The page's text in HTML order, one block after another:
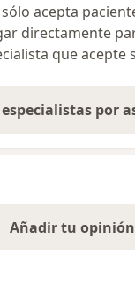
acepta
directamente
que acepte
por
Añadir tu opinión